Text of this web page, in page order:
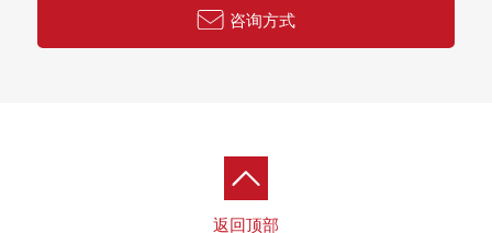
咨询方式
返回顶部